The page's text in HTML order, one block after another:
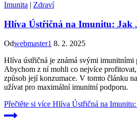
Imunita | Zdraví
Hlíva Ústřičná na Imunitu: Jak
Odwebmaster1 8. 2. 2025
Hlíva ústřičná je známá svými imunitními
Abychom z ní mohli co nejvíce
způsob její konzumace. V tomto článku
užívat pro maximální imunitní podporu.
Přečtěte si více Hlíva Ústřičná na